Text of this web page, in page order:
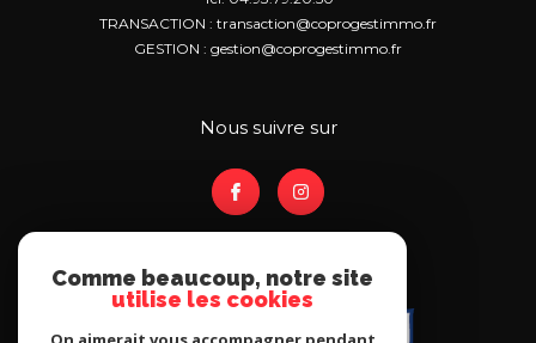
TRANSACTION : transaction@coprogestimmo.fr
GESTION : gestion@coprogestimmo.fr
nous suivre sur
Comme beaucoup, notre site
utilise les cookies